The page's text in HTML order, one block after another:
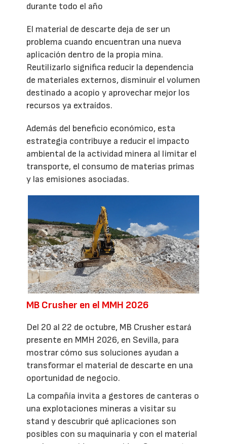
durante todo el año
El material de descarte deja de ser un
problema cuando encuentran una nueva
aplicación dentro de la propia mina.
Reutilizarlo significa reducir la dependencia
de materiales externos, disminuir el volumen
destinado a acopio y aprovechar mejor los
recursos ya extraídos.
Además del beneficio económico, esta
estrategia contribuye a reducir el impacto
ambiental de la actividad minera al limitar el
transporte, el consumo de materias primas
y las emisiones asociadas.
MB Crusher en el MMH 2026
Del 20 al 22 de octubre, MB Crusher estará
presente en MMH 2026, en Sevilla, para
mostrar cómo sus soluciones ayudan a
transformar el material de descarte en una
oportunidad de negocio.
La compañía invita a gestores de canteras o
una explotaciones mineras a visitar su
stand y descubrir qué aplicaciones son
posibles con su maquinaria y con el material